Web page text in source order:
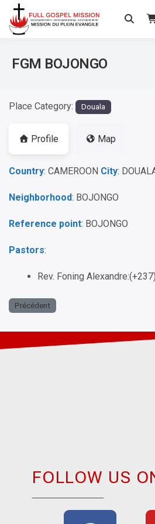
No others
FGM BOJONGO
Place Category: Douala
Profile Map
Country: CAMEROON City:
Neighborhood: BOJONGO
Reference point: BOJONGO
Pastors:
Rev. Foning
Précédent
FOLLOW US